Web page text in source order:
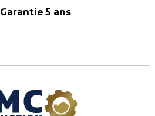
Garantie 5 ans